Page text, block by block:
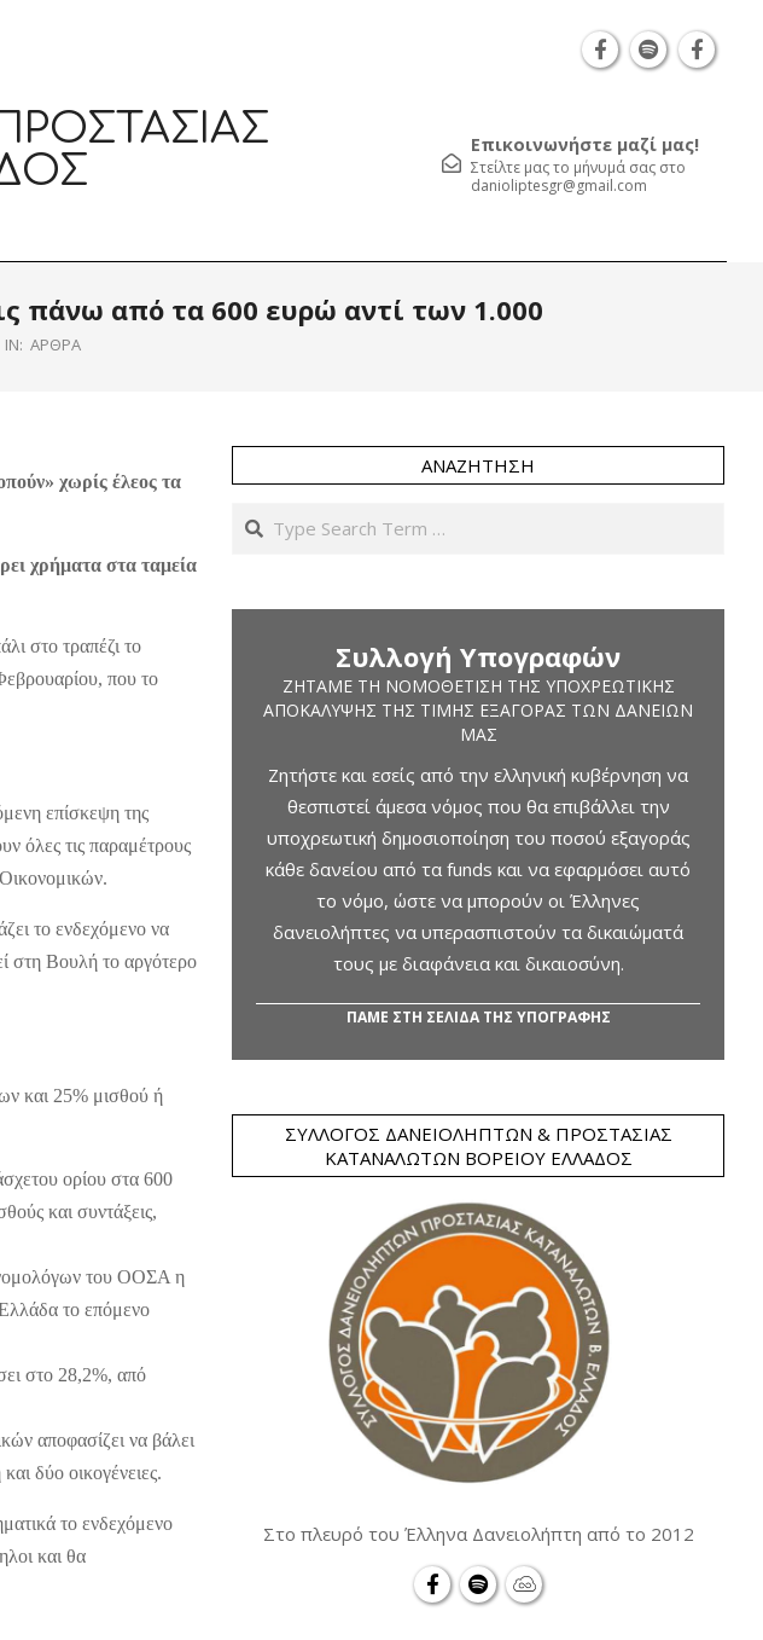
Επικοινωνήστε μαζί μας!
Στείλτε μας το μήνυμά σας στο
danioliptesgr@gmail.com
πάνω από τα 600 ευρώ αντί των 1.000
IN: ΆΡΘΡΑ
χωρίς έλεος τα
χρήματα στα ταμεία
στο τραπέζι το
που το
επίσκεψη της
όλες τις παραμέτρους
το ενδεχόμενο να
στη Βουλή το αργότερο
και 25% μισθού ή
ορίου στα 600
και συντάξεις,
του ΟΟΣΑ η
το επόμενο
στο 28,2%, από
αποφασίζει να βάλει
δύο οικογένειες.
το ενδεχόμενο
και θα
ΑΝΑΖΉΤΗΣΗ
Search
Συλλογή Υπογραφών
ΖΗΤΆΜΕ ΤΗ ΝΟΜΟΘΈΤΙΣΗ ΤΗΣ ΥΠΟΧΡΕΩΤΙΚΉΣ
ΑΠΟΚΆΛΥΨΗΣ ΤΗΣ ΤΙΜΉΣ ΕΞΑΓΟΡΆΣ ΤΩΝ ΔΑΝΕΊΩΝ
ΜΑΣ
Ζητήστε και εσείς από την ελληνική κυβέρνηση να
θεσπιστεί άμεσα νόμος που θα επιβάλλει την
υποχρεωτική δημοσιοποίηση του ποσού εξαγοράς
κάθε δανείου από τα funds και να εφαρμόσει αυτό
το νόμο, ώστε να μπορούν οι Έλληνες
δανειολήπτες να υπερασπιστούν τα δικαιώματά
τους με διαφάνεια και δικαιοσύνη.
ΠΑΜΕ ΣΤΗ ΣΕΛΙΔΑ ΤΗΣ ΥΠΟΓΡΑΦΗΣ
ΣΎΛΛΟΓΟΣ ΔΑΝΕΙΟΛΗΠΤΏΝ & ΠΡΟΣΤΑΣΊΑΣ
ΚΑΤΑΝΑΛΩΤΏΝ ΒΟΡΕΊΟΥ ΕΛΛΆΔΟΣ
Στο πλευρό του Έλληνα Δανειολήπτη από το 2012